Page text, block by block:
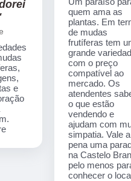
e
quem ama as
plantas. Em
de mudas
frutíferas tem
grande
com o preço
compatível ao
mercado. Os
atendentes
o que estão
vendendo e
ajudam com
simpatia. Vale a
pena uma
na Castelo
pelo menos
conhecer o